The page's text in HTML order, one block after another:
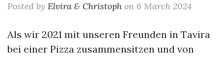
Posted by Elvira & Christoph on 6 March 2024
Als wir 2021 mit unseren Freunden in Tavira
bei einer Pizza zusammensitzen und von